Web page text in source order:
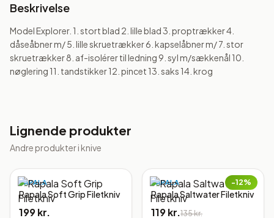
Beskrivelse
Model Explorer. 1. stort blad 2. lille blad 3. proptrækker 4.
dåseåbner m/ 5. lille skruetrækker 6. kapselåbner m/ 7. stor
skruetrækker 8. af-isolérer til ledning 9. syl m/sækkenål 10.
nøglering 11. tandstikker 12. pincet 13. saks 14. krog
Lignende produkter
Andre produkter i knive
RAPALA
Rapala Soft Grip Filetkniv
199 kr.
−12%
RAPALA
Rapala Saltwater Filetkniv
119 kr.135 kr.